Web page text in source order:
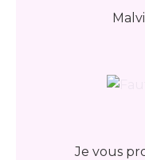
Je vous